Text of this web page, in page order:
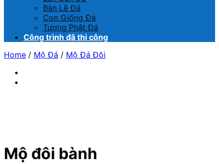
Bàn Lễ Đá
Con Giống Đá
Tượng Phật Đá
Công trình đã thi công
Home / Mộ Đá / Mộ Đá Đôi
Mộ đôi bành